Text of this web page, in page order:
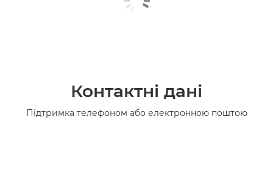
Контактні дані
Підтримка телефоном або електронною поштою